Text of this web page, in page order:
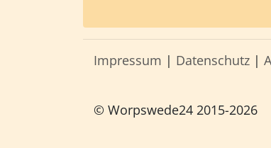
Impressum | Datenschutz |
© Worpswede24 2015-2026